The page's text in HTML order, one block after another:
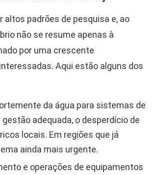
padrões de pesquisa e, ao
não se resume apenas à
por uma crescente
Aqui estão alguns dos
da água para sistemas de
adequada, o desperdício de
locais. Em regiões que já
ainda mais urgente.
e operações de equipamentos